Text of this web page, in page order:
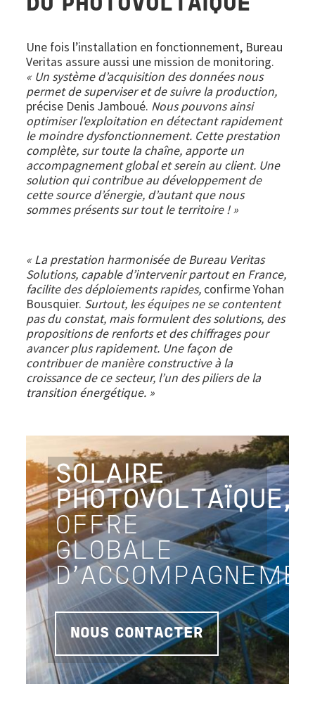
DU PHOTOVOLTAÏQUE
Une fois l’installation en fonctionnement, Bureau
Veritas assure aussi une mission de monitoring.
« Un système d’acquisition des données nous
permet de superviser et de suivre la production,
précise Denis Jamboué. Nous pouvons ainsi
optimiser l'exploitation en détectant rapidement
le moindre dysfonctionnement. Cette prestation
complète, sur toute la chaîne, apporte un
accompagnement global et serein au client. Une
solution qui contribue au développement de
cette source d’énergie, d’autant que nous
sommes présents sur tout le territoire ! »
« La prestation harmonisée de Bureau Veritas
Solutions, capable d’intervenir partout en France,
facilite des déploiements rapides, confirme Yohan
Bousquier. Surtout, les équipes ne se contentent
pas du constat, mais formulent des solutions, des
propositions de renforts et des chiffrages pour
avancer plus rapidement. Une façon de
contribuer de manière constructive à la
croissance de ce secteur, l’un des piliers de la
transition énergétique. »
SOLAIRE
PHOTOVOLTAÏQUE,
OFFRE
GLOBALE
NOUS CONTACTER